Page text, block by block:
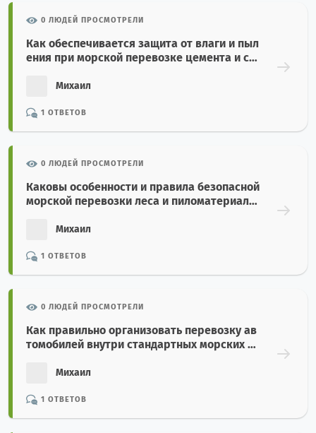
0 ЛЮДЕЙ ПРОСМОТРЕЛИ
Как обеспечивается защита от влаги и пыл
ения при морской перевозке цемента и стр
Михаил
1 ОТВЕТОВ
0 ЛЮДЕЙ ПРОСМОТРЕЛИ
Каковы особенности и правила безопасной
морской перевозки леса и пиломатериало
Михаил
1 ОТВЕТОВ
0 ЛЮДЕЙ ПРОСМОТРЕЛИ
Как правильно организовать перевозку ав
томобилей внутри стандартных морских ко
Михаил
1 ОТВЕТОВ